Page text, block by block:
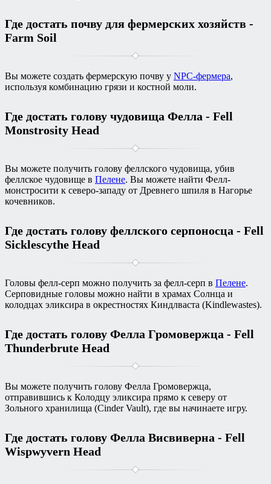
Где достать почву для фермерских хозяйств -
Farm Soil
Вы можете создать фермерскую почву у NPC-фермера,
используя комбинацию грязи и костной моли.
Где достать голову чудовища Фелла - Fell
Monstrosity Head
Вы можете получить голову феллского чудовища, убив
феллское чудовище в Пелене. Вы можете найти Фелл-
монстросити к северо-западу от Древнего шпиля в Нагорье
кочевников.
Где достать голову феллского серпоносца - Fell
Sicklescythe Head
Головы фелл-серп можно получить за фелл-серп в Пелене.
Серповидные головы можно найти в храмах Солнца и
колодцах эликсира в окрестностях Киндлваста (Kindlewastes).
Где достать голову Фелла Громовержца - Fell
Thunderbrute Head
Вы можете получить голову Фелла Громовержца,
отправившись к Колодцу эликсира прямо к северу от
Зольного хранилища (Cinder Vault), где вы начинаете игру.
Где достать голову Фелла Висвиверна - Fell
Wispwyvern Head